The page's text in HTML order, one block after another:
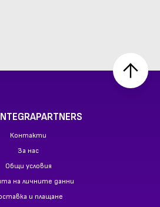
Контакти
За нас
Общи условия
на личните данни
и плащане